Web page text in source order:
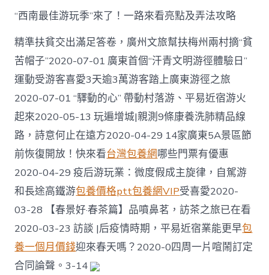
代
邊
疆
行
—
西
躲
篇】
高
原
邊
際
遇
見
讓
農
牧
平
易
近
增
“西南最佳游玩季”來了！一路來看亮點及弄法攻略
精準扶貧交出滿足答卷，廣州文旅幫扶梅州兩村摘“貧
苦帽子”2020-07-01 廣東首個“汗青文明游徑體驗日”
運動受游客喜愛3天逾3萬游客踏上廣東游徑之旅
2020-07-01 “驛動的心” 帶動村落游、平易近宿游火
起來2020-05-13 玩遍增城|親測9條康養洗肺精品線
路，詩意何止在遠方2020-04-29 14家廣東5A景區節
前恢復開放！快來看台灣包養網哪些門票有優惠
2020-04-29 疫后游玩業：微度假成主旋律，自駕游
和長途高鐵游包養價格ptt包養網VIP受喜愛2020-
03-28 【春景好·春茶篇】品噴鼻茗，訪茶之旅已在看
2020-03-23 訪談 |后疫情時期，平易近宿業能更早包
養一個月價錢迎來春天嗎？2020-0四周一片喧鬧訂定
合同論聲。3-14